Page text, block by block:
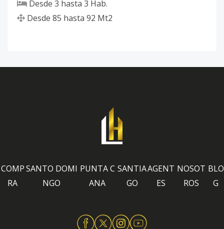
Desde 3 hasta 3 Hab.
Desde 85 hasta 92 Mt2
COMP
RA
SANTO DOMI
NGO
PUNTA C
ANA
SANTIA
GO
AGENT
ES
NOSOT
ROS
BLO
G